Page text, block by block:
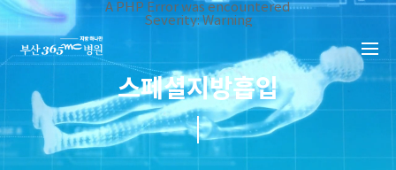
A PHP Error was encountered
Severity: Warning
Message: Invalid argument supplied for foreach()
Filename: _inc/header_body.php
Line Number: 34
Backtrace:
File:
/home/suction/public_html/application/views/mobile/
Line: 34
Function: _error_handler
File:
/home/suction/public_html/application/views/mobile/
본문 바로가기
스페셜지방흡입